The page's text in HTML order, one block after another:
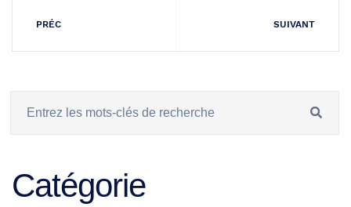
PRÉC SUIVANT
Catégorie